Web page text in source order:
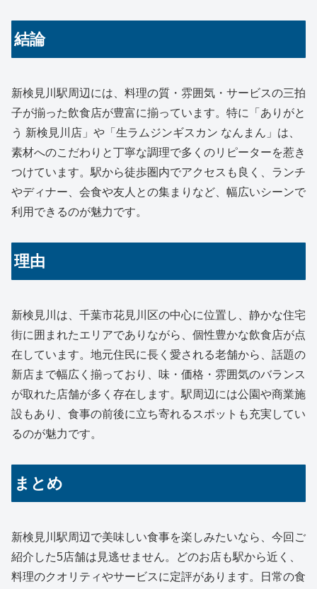
結論
新検見川駅周辺には、料理の質・雰囲気・サービスの三拍
子が揃った飲食店が豊富に揃っています。特に「ありがと
う 新検見川店」や「生ラムジンギスカン なんまん」は、
素材へのこだわりと丁寧な調理で多くのリピーターを惹き
つけています。駅から徒歩圏内でアクセスも良く、ランチ
やディナー、会食や友人との集まりなど、幅広いシーンで
利用できるのが魅力です。
理由
新検見川は、千葉市花見川区の中心に位置し、静かな住宅
街に囲まれたエリアでありながら、個性豊かな飲食店が点
在しています。地元住民に長く愛される老舗から、話題の
新店まで幅広く揃っており、味・価格・雰囲気のバランス
が取れた店舗が多く存在します。駅周辺には公園や商業施
設もあり、食事の前後に立ち寄れるスポットも充実してい
るのが魅力です。
まとめ
新検見川駅周辺で美味しい食事を楽しみたいなら、今回ご
紹介した5店舗は見逃せません。どのお店も駅から近く、
料理のクオリティやサービスに定評があります。日常の食